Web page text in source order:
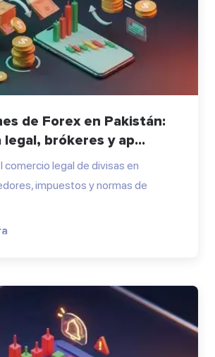
de Forex en Pakistán:
legal, brókeres y ap...
comercio legal de divisas en
impuestos y normas de